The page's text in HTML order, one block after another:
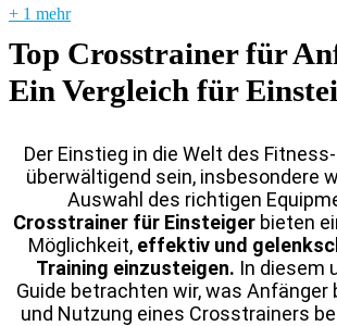
+ 1 mehr
Top Crosstrainer für
Ein Vergleich für
Der Einstieg in die Welt des
überwältigend sein, insbesondere
Auswahl des richtigen
Crosstrainer für Einsteigerbieten
Möglichkeit, effektiv und
Training einzusteigen. In diesem
Guide betrachten wir, was Anfänger
und Nutzung eines Crosstrainers